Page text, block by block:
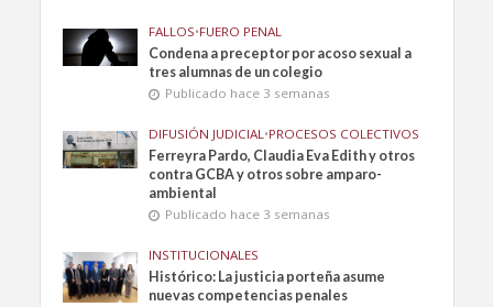
FALLOS•FUERO PENAL
Condena a preceptor por acoso sexual a
tres alumnas de un colegio
Publicado hace 3 semanas
DIFUSIÓN JUDICIAL•PROCESOS COLECTIVOS
Ferreyra Pardo, Claudia Eva Edith y otros
contra GCBA y otros sobre amparo-
ambiental
Publicado hace 3 semanas
INSTITUCIONALES
Histórico: La justicia porteña asume
nuevas competencias penales